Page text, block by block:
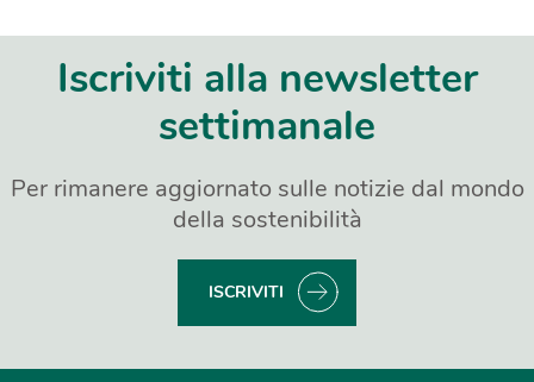
Iscriviti alla newsletter
settimanale
Per rimanere aggiornato sulle notizie dal mondo
della sostenibilità
ISCRIVITI